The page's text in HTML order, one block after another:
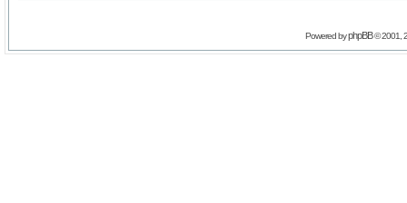
Powered byphpBB© 2001,